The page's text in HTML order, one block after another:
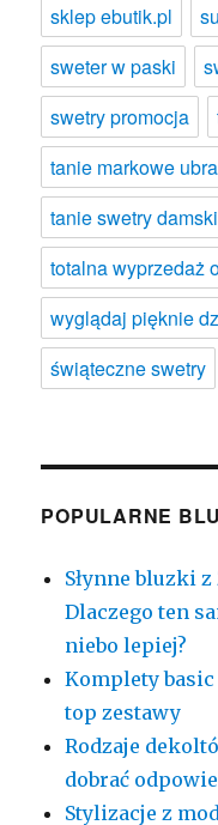
sklep ebutik.pl
sweter w paski
swetry promocja
tanie markowe
tanie swetry
totalna wyprzedaż
wyglądaj pięknie
świąteczne swetry
POPULARNE
Słynne bluzki
Dlaczego ten
niebo lepiej?
Komplety
top zestawy
Rodzaje
dobrać
Stylizacje z